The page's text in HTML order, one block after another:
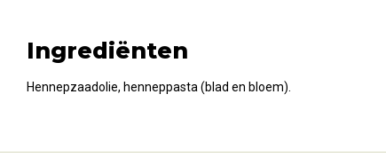
Ingrediënten
Hennepzaadolie, henneppasta (blad en bloem).